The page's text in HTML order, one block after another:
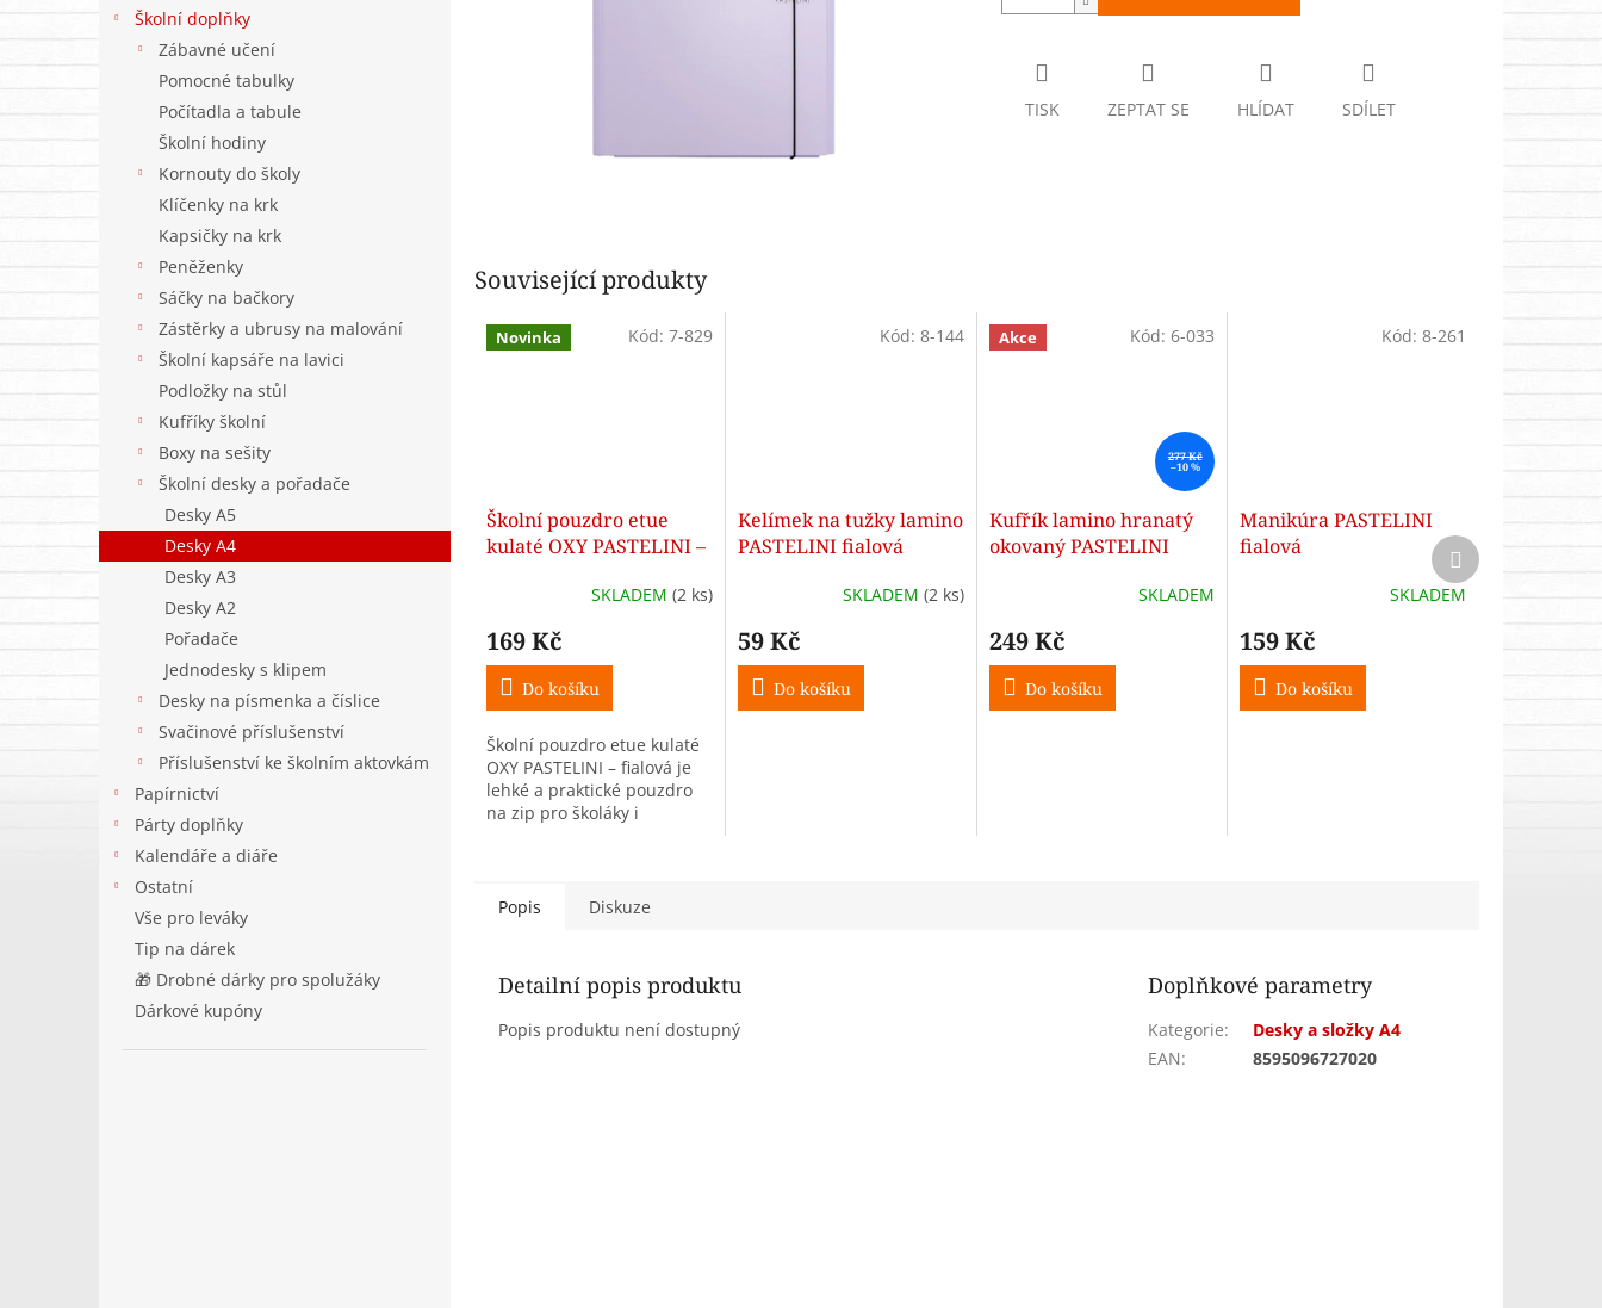
Školní doplňky
Zábavné učení
Pomocné tabulky
Počítadla a tabule
Školní hodiny
Kornouty do školy
Klíčenky na krk
Kapsičky na krk
Peněženky
Sáčky na bačkory
Zástěrky a ubrusy na malování
Školní kapsáře na lavici
Podložky na stůl
Kufříky školní
Boxy na sešity
Školní desky a pořadače
Desky A5
Desky A4
Desky A3
Desky A2
Pořadače
Jednodesky s klipem
Desky na písmenka a číslice
Svačinové příslušenství
Příslušenství ke školním aktovkám
Papírnictví
Párty doplňky
Kalendáře a diáře
Ostatní
Vše pro leváky
Tip na dárek
🎁 Drobné dárky pro spolužáky
Dárkové kupóny
TISK ZEPTAT SE HLÍDAT SDÍLET
Související produkty
Novinka
Školní pouzdro etue
kulaté OXY PASTELINI –
SKLADEM (2 ks)
169 Kč
Do košíku
Školní pouzdro etue kulaté
OXY PASTELINI – fialová je
lehké a praktické pouzdro
na zip pro školáky i
dělají ideální...
Kód: 7-829
Kelímek na tužky lamino
PASTELINI fialová
SKLADEM (2 ks)
59 Kč
Do košíku
Kód: 8-144 Akce
277 Kč
–10 %
Kufřík lamino hranatý
okovaný PASTELINI
SKLADEM
249 Kč
Do košíku
Kód:6-033
Manikúra PASTELINI
fialová
SKLADEM
159 Kč
Do košíku
Kód: 8-261
Další
produkt
Popis Diskuze
Detailní popis produktu
Popis produktu není dostupný
Doplňkové parametry
Kategorie:
Desky a složky A4
EAN: 8595096727020